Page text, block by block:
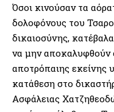
Όσοι κινούσαν τα
δολοφόνους του
δικαιοσύνης,
να μην αποκαλυφθούν
αποτρόπαιης εκείνης
κατάθεση στο
Ασφάλειας